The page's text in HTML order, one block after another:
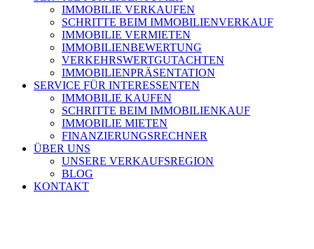
IMMOBILIE VERKAUFEN
SCHRITTE BEIM IMMOBILIENVERKAUF
IMMOBILIE VERMIETEN
IMMOBILIEN­BEWERTUNG
VERKEHRSWERT­GUTACHTEN
IMMOBILIEN­PRÄSENTATION
SERVICE FÜR INTERESSENTEN
IMMOBILIE KAUFEN
SCHRITTE BEIM IMMOBILIENKAUF
IMMOBILIE MIETEN
FINANZIERUNGSRECHNER
ÜBER UNS
UNSERE VERKAUFSREGION
BLOG
KONTAKT